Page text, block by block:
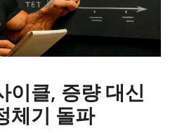
이클, 증량 대신
체기 돌파